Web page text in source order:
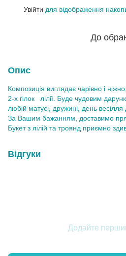
Увійти для відображення
До
Опис
Композиція виглядає чарівно і
2-х гілок лілії. Буде чудовим
любій матусі, дружині, день весілля
За Вашим бажанням, доставимо
Букет з лілій та троянд приємно
Відгуки
Додайте